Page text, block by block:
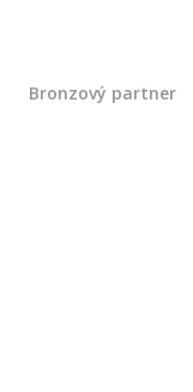
Bronzový partner